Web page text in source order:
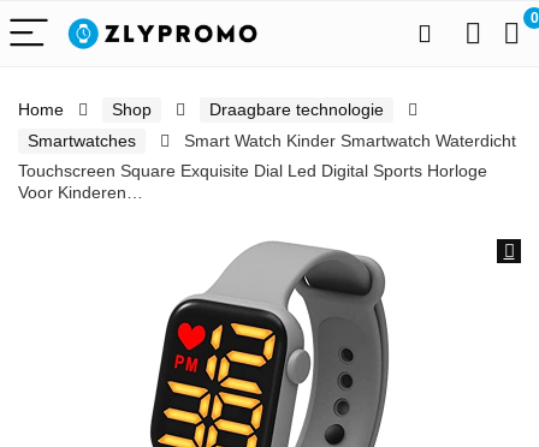
0
Home Shop
Draagbare technologie
Smartwatches
Smart Watch Kinder Smartwatch Waterdicht
Touchscreen Square Exquisite Dial Led Digital Sports Horloge
Voor Kinderen…